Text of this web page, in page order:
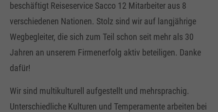
beschäftigt Reiseservice Sacco 12 Mitarbeiter aus 8
verschiedenen Nationen. Stolz sind wir auf langjährige
Wegbegleiter, die sich zum Teil schon seit mehr als 30
Jahren an unserem Firmenerfolg aktiv beteiligen. Danke
dafür!
Wir sind multikulturell aufgestellt und mehrsprachig.
Unterschiedliche Kulturen und Temperamente arbeiten bei